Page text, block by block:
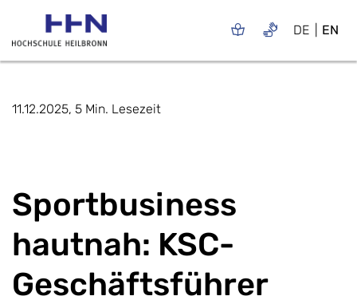
DE EN
11.12.2025, 5 Min. Lesezeit
Sportbusiness
hautnah: KSC-
Geschäftsführer